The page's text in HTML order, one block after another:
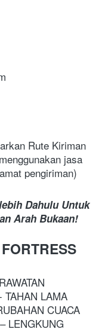
Rute Kiriman
jasa
pengiriman)
Dahulu Untuk
Arah Bukaan!
TAHAN LAMA
CUACA
LENGKUNG